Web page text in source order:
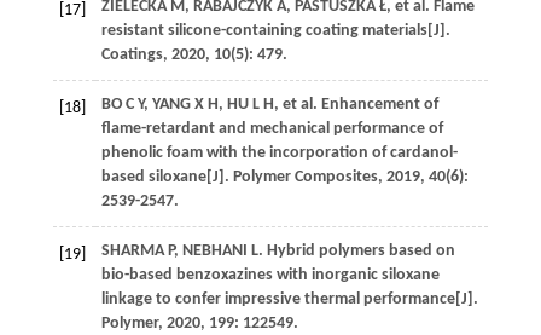
[17] ZIELECKA M, RABAJCZYK A, PASTUSZKA Ł, et al. Flame
resistant silicone-containing coating materials[J].
Coatings, 2020, 10(5): 479.
[18] BO C Y, YANG X H, HU L H, et al. Enhancement of
flame-retardant and mechanical performance of
phenolic foam with the incorporation of cardanol-
based siloxane[J]. Polymer Composites, 2019, 40(6):
2539-2547.
[19] SHARMA P, NEBHANI L. Hybrid polymers based on
bio-based benzoxazines with inorganic siloxane
linkage to confer impressive thermal performance[J].
Polymer, 2020, 199: 122549.